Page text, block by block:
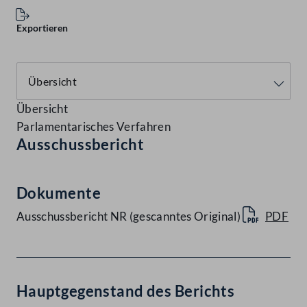
Exportieren
Übersicht
Parlamentarisches Verfahren
Ausschussbericht
Dokumente
Ausschussbericht NR (gescanntes Original) PDF
Hauptgegenstand des Berichts